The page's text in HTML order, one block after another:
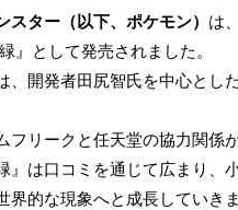
スター（以下、ポケモン） は
』として発売されました。
、開発者田尻智氏を中心とし
フリークと任天堂の協力関係
』は口コミを通じて広まり、
界的な現象へと成長していきま